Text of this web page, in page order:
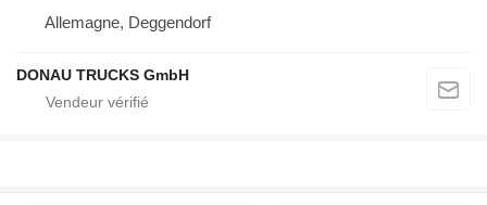
Allemagne, Deggendorf
DONAU TRUCKS GmbH